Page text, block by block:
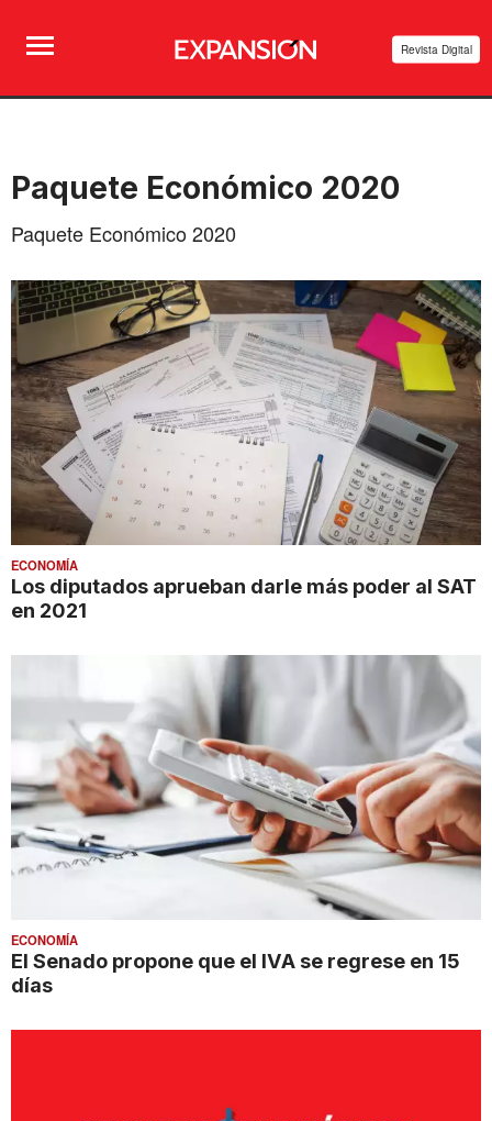
Revista Digital
Paquete Económico 2020
Paquete Económico 2020
ECONOMÍA
Los diputados aprueban darle más poder al SAT
en 2021
ECONOMÍA
El Senado propone que el IVA se regrese en 15
días